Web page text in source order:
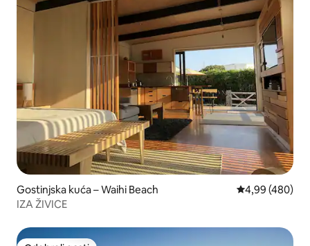
Gostinjska kuća – Waihi Beach Prosječna
4,99 (480)
IZA ŽIVICE